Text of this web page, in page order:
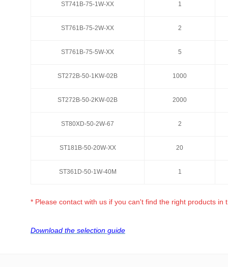
ST741B-75-1W-XX 1
ST761B-75-2W-XX 2
ST761B-75-5W-XX 5
ST272B-50-1KW-02B 1000
ST272B-50-2KW-02B 2000
ST80XD-50-2W-67 2
ST181B-50-20W-XX 20
ST361D-50-1W-40M 1
ST741B-75-1W-XX 1
ST761B-75-2W-XX 2
ST761B-75-5W-XX 5
ST272B-50-1KW-02B 1000
ST272B-50-2KW-02B 2000
ST80XD-50-2W-67 2
ST181B-50-20W-XX 20
ST361D-50-1W-40M 1
* Please contact with us if you can't find the right products in
Download the selection guide